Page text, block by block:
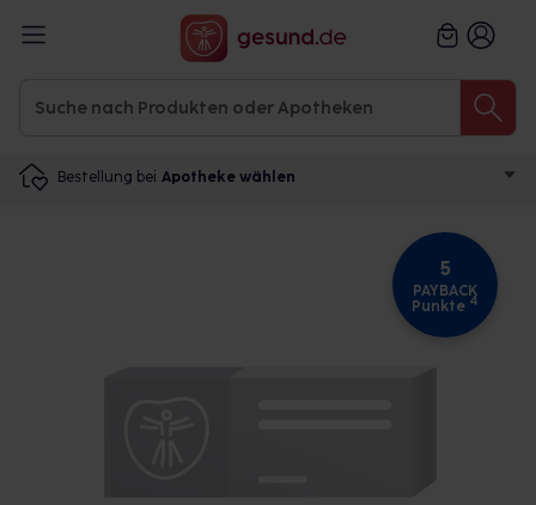
Bestellung bei Apotheke wählen
5
PAYBACK
Punkte 4